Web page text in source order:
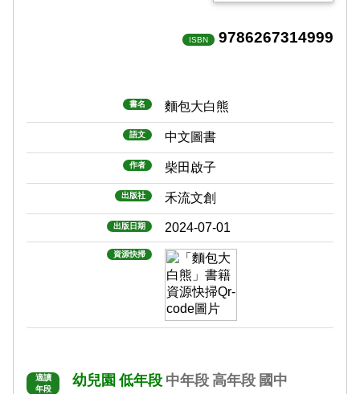
ISBN 9786267314999
書名 麵包大白熊
語文 中文圖書
作者 柴田啟子
出版社 禾流文創
出版日期 2024-07-01
資源快掃
適讀
年段
幼兒園 低年段 中年段 高年段 國中